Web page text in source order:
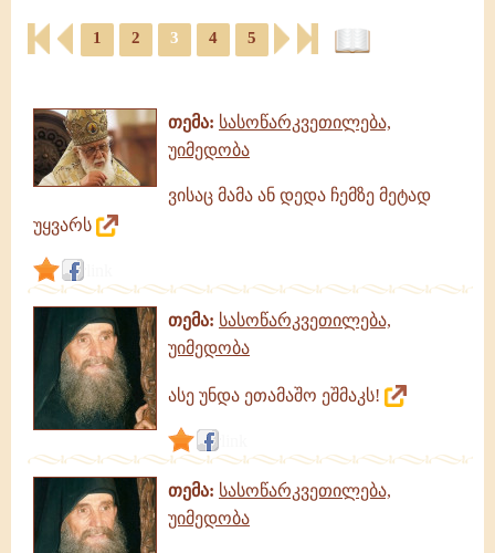
უიმედობა
სასოწარკვეთილება,
უიმედობა,
გამონათქვამები
გამონათქვამები
1 2 3 4 5
თემა: სასოწარკვეთილება,
უიმედობა
ვისაც მამა ან დედა ჩემზე მეტად
უყვარს
თემა: სასოწარკვეთილება,
უიმედობა
ასე უნდა ეთამაშო ეშმაკს!
თემა: სასოწარკვეთილება,
უიმედობა